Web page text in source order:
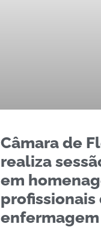
Câmara de
realiza
em
profissionais
enfermagem